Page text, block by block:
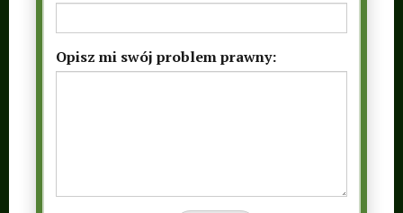
Opisz mi swój problem prawny